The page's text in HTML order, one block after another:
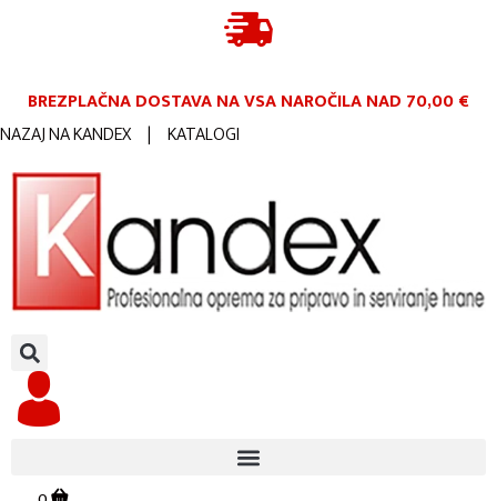
BREZPLAČNA DOSTAVA NA VSA NAROČILANAD 70,00 €
NAZAJ NA KANDEX | KATALOGI